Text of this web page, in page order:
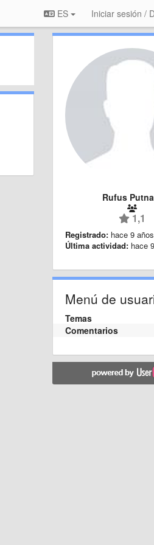
ES Iniciar sesión /
Rufus
1,1
Registrado: hace 9 años
Última actividad: hace
Menú de
Temas
Comentarios